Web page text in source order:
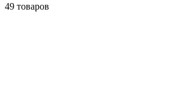
49 товаров